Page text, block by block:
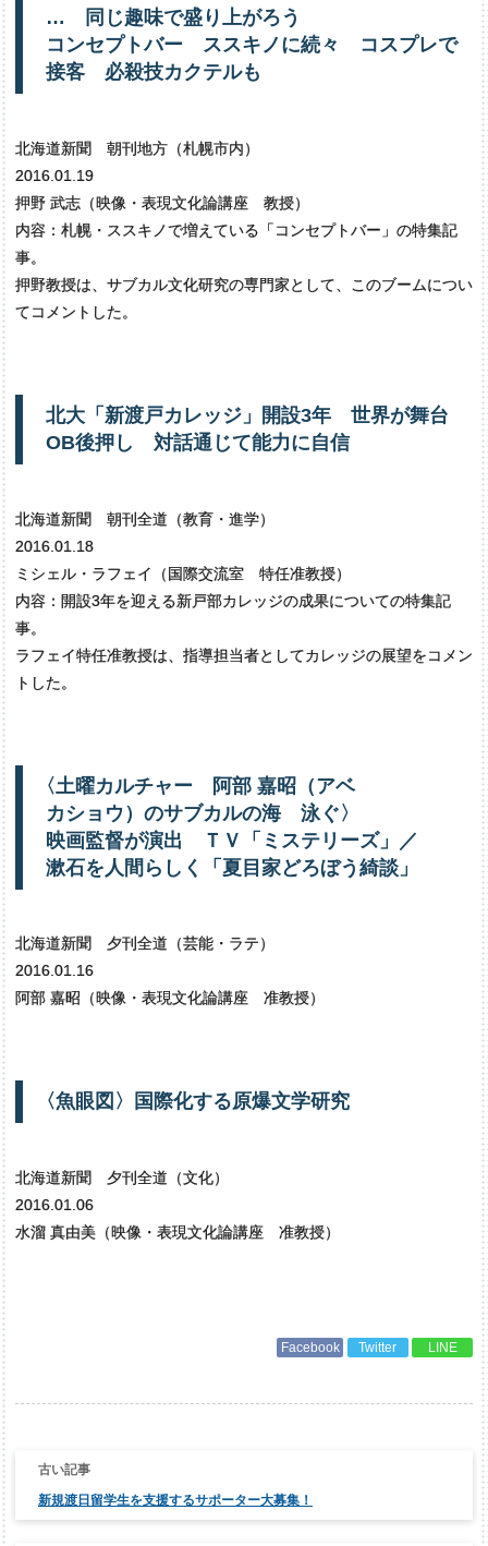
…
同じ趣味で盛り上がろう
コンセプトバー
ススキノに続々
コスプレで
接客
必殺技カクテルも
北海道新聞 朝刊地方（札幌市内）
2016.01.19
押野 武志（映像・表現文化論講座 教授）
内容：札幌・ススキノで増えている「コンセプトバー」の特集記
事。
押野教授は、サブカル文化研究の専門家として、このブームについ
てコメントした。
北大 「新渡戸カレッジ」 開設3年 世界が舞台
OB後押し 対話通じて能力に自信
北海道新聞 朝刊全道（教育・進学）
2016.01.18
ミシェル・ラフェイ（国際交流室 特任准教授）
内容：開設3年を迎える新戸部カレッジの成果についての特集記
事。
ラフェイ特任准教授は、指導担当者としてカレッジの展望をコメン
トした。
〈土曜カルチャー 阿部 嘉昭 （アベ
カショウ）のサブカルの海
泳ぐ〉
映画監督が演出 ＴＶ 「ミステリーズ」
／
漱石を 人間らしく 「夏目家どろぼう 綺談」
北海道新聞 夕刊全道（芸能・ラテ）
2016.01.16
阿部 嘉昭（映像・表現文化論講座 准教授）
〈魚眼図〉 国際化する原爆文学研究
北海道新聞 夕刊全道（文化）
2016.01.06
水溜 真由美（映像・表現文化論講座 准教授）
Facebook Twitter LINE
ゲ
新規渡日留学生を支援するサポーター大募集！